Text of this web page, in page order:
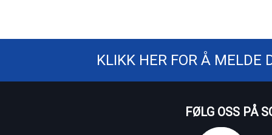
KLIKK HER FOR Å MELDE
FØLG OSS PÅ